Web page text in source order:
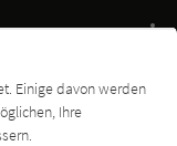
Charts
Einige davon werden
Ihre